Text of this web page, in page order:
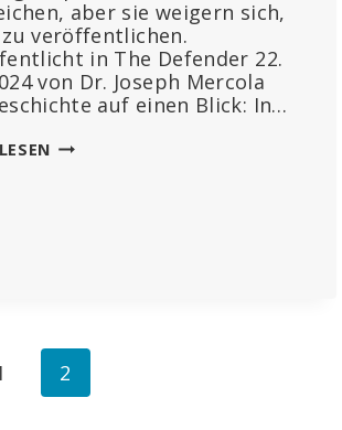
aber sie weigern sich,
veröffentlichen.
in The Defender 22.
von Dr. Joseph Mercola
auf einen Blick: In…
UNGEIMPFTE
DIE
GESUNDHEITSBEHÖRDEN
DAS
2